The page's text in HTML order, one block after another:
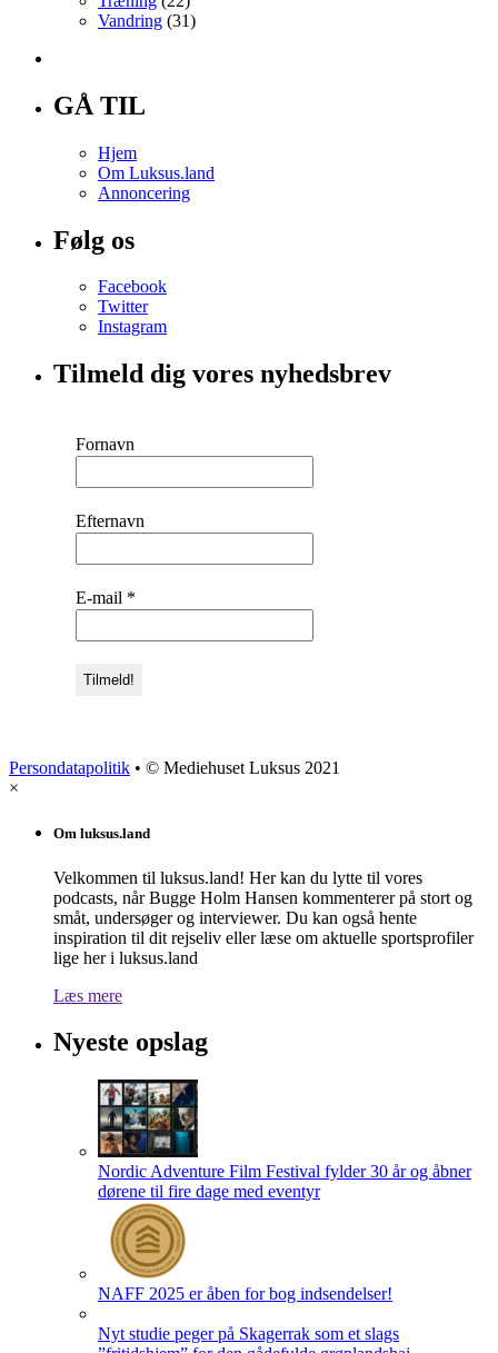
Vandring (31)
GÅ TIL
Hjem
Om Luksus.land
Annoncering
Følg os
Facebook
Twitter
Instagram
Tilmeld dig vores nyhedsbrev
Fornavn
Efternavn
E-mail *
Persondatapolitik • © Mediehuset Luksus 2021
×
Om luksus.land
Velkommen til luksus.land! Her kan du lytte til vores
podcasts, når Bugge Holm Hansen kommenterer på stort og
småt, undersøger og interviewer. Du kan også hente
inspiration til dit rejseliv eller læse om aktuelle sportsprofiler
lige her i luksus.land
Læs mere
Nyeste opslag
Nordic Adventure Film Festival fylder 30 år og åbner
dørene til fire dage med eventyr
NAFF 2025 er åben for bog indsendelser!
Nyt studie peger på Skagerrak som et slags